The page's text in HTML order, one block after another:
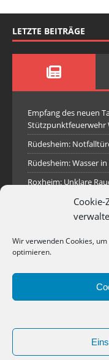
Wir verwenden Cookies,
optimieren.
LETZTE BEITRÄGE
Empfang des neuen
Stützpunktfeuerwehr
Rüdesheim:
Rüdesheim: Wasser
Roxheim: Unklare
Sprendlingen:
Sprendlingen
Rüdesheim:
Industriepark